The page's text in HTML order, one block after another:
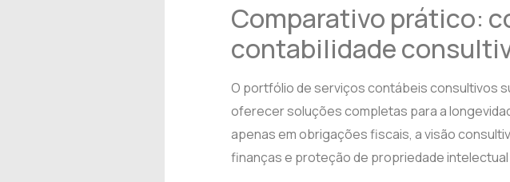
Comparativo prático:
contabilidade
O portfólio de serviços contábeis consultivos
oferecer soluções completas para a
apenas em obrigações fiscais, a visão
finanças e proteção de propriedade